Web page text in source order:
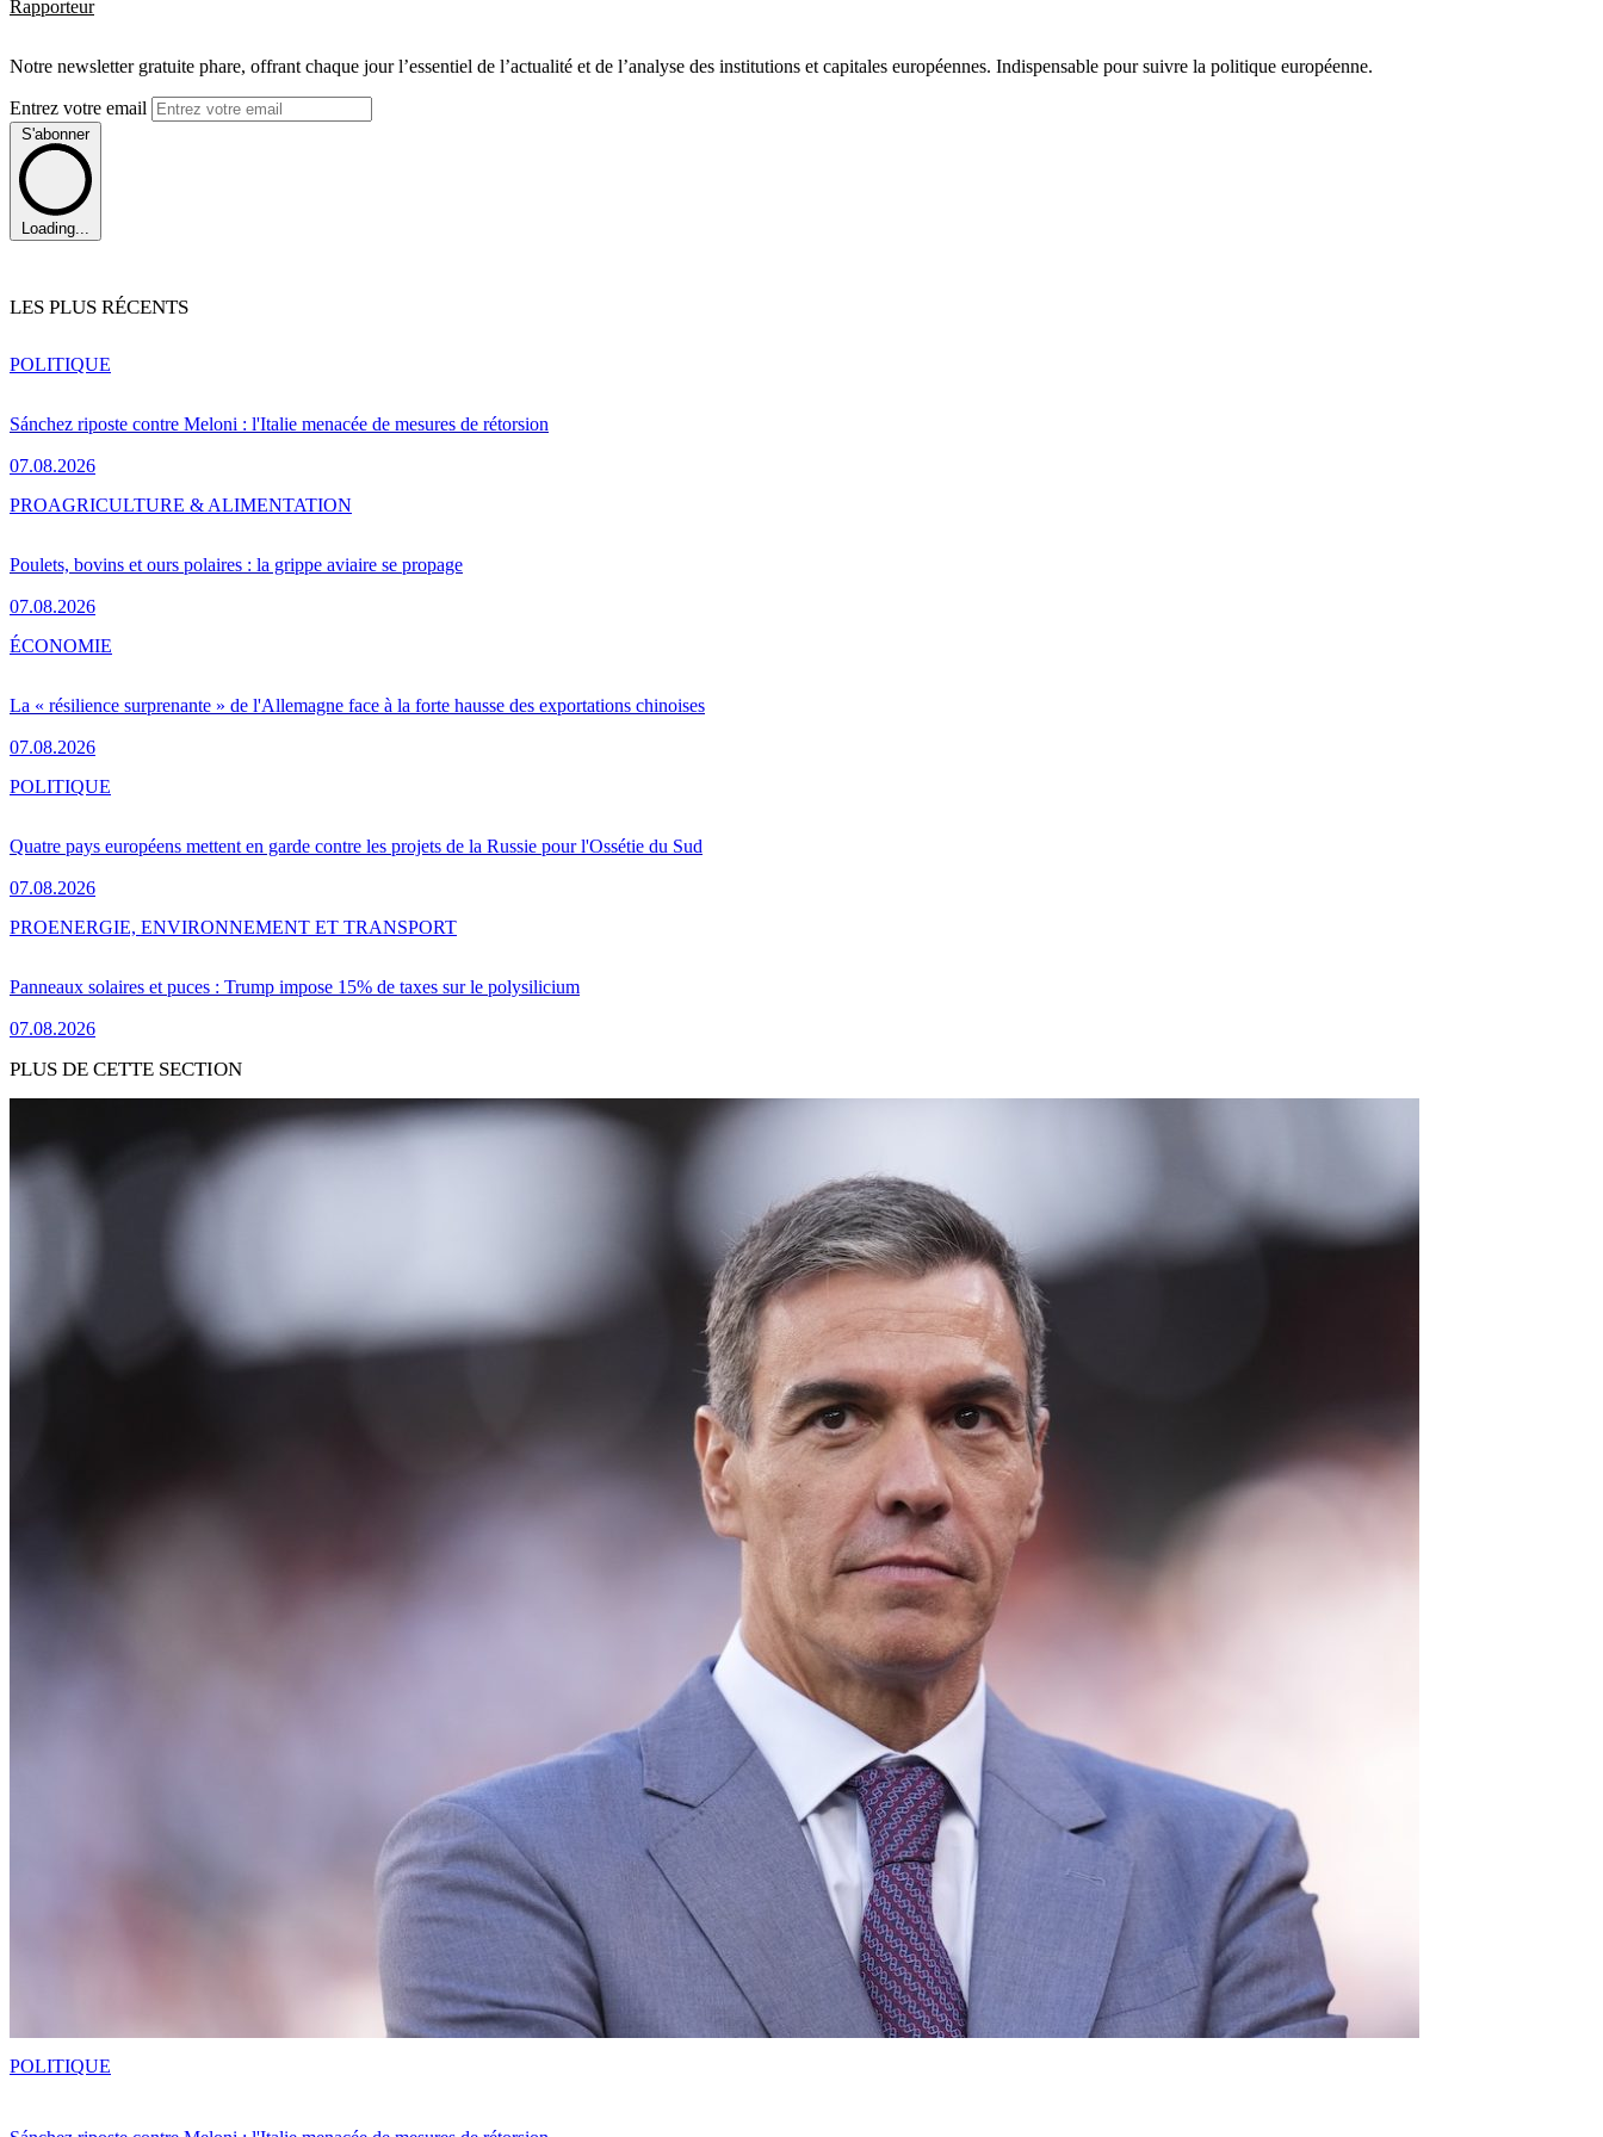
Rapporteur
Notre newsletter gratuite phare, offrant chaque jour l’essentiel de l’actualité et de l’analyse des institutions et capitales européennes. Indispensable pour suivre la politique européenne.
Entrez votre email
S'abonner
Loading...
LES PLUS RÉCENTS
Sánchez riposte contre Meloni : l'Italie menacée de mesures de rétorsion
07.08.2026
POLITIQUE
Poulets, bovins et ours polaires : la grippe aviaire se propage
07.08.2026
PROAGRICULTURE & ALIMENTATION
La « résilience surprenante » de l'Allemagne face à la forte hausse des exportations chinoises
07.08.2026
ÉCONOMIE
Quatre pays européens mettent en garde contre les projets de la Russie pour l'Ossétie du Sud
07.08.2026
POLITIQUE
Panneaux solaires et puces : Trump impose 15% de taxes sur le polysilicium
07.08.2026
PROENERGIE, ENVIRONNEMENT ET TRANSPORT
PLUS DE CETTE SECTION
POLITIQUE